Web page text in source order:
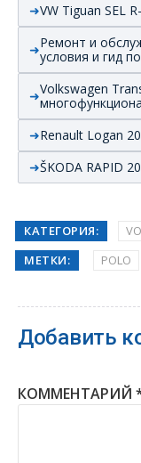
VW Tiguan SEL
Ремонт и
условия и гид
Volkswagen
Renault Logan
ŠKODA RAPID
КАТЕГОРИЯ:
МЕТКИ:
POLO
Добавить
КОММЕНТАРИЙ